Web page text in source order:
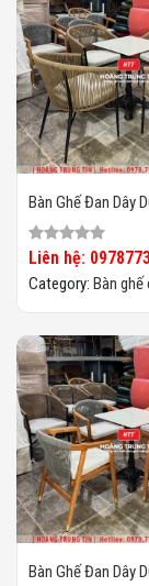
Bàn Ghế Đan Dây
HTT04
Liên hệ:
Category: Bàn ghế
Bàn Ghế Đan Dây